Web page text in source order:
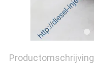
Productomschrijving